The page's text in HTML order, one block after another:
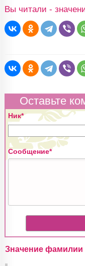
Вы читали -
Оставьте
Ник*
Сообщение*
Значение фамилии